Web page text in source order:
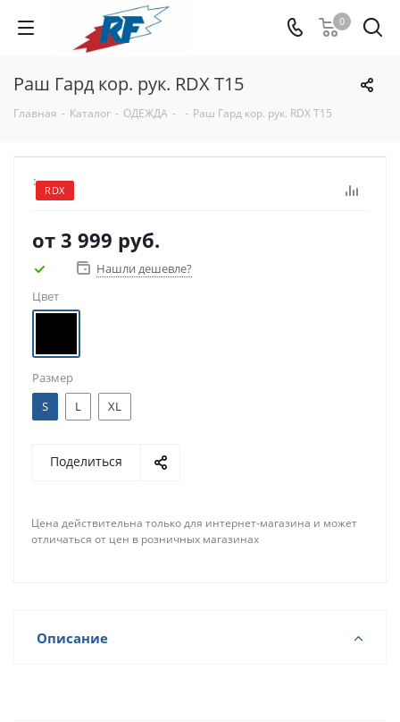
0
Раш Гард кор. рук. RDX T15
Главная - Каталог - ОДЕЖДА - - Раш Гард кор. рук. RDX T15
RDX
:
от 3 999 руб.
Нашли дешевле?
Цвет
Размер
S
L XL
Поделиться
Цена действительна только для интернет-магазина и может
отличаться от цен в розничных магазинах
Описание